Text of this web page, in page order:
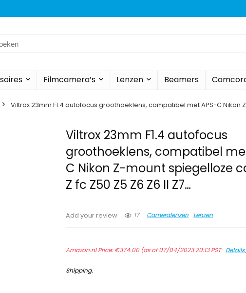
Filmcamera’s Lenzen Beamers
Viltrox 23mm F1.4 autofocus groothoeklens, compatibel met APS-C Nikon
Viltrox 23mm F1.4 autofocus
groothoeklens, compatibel
C Nikon Z-mount spiegelloze
Z fc Z50 Z5 Z6 Z6 II Z7…
Add your review 17 Cameralenzen Lenzen
Amazon.nl Price:€374.00(as of 07/04/2023 20:13 PST- Details
Shipping.